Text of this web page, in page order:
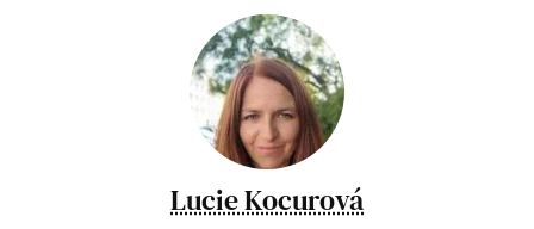
Lucie Kocurová